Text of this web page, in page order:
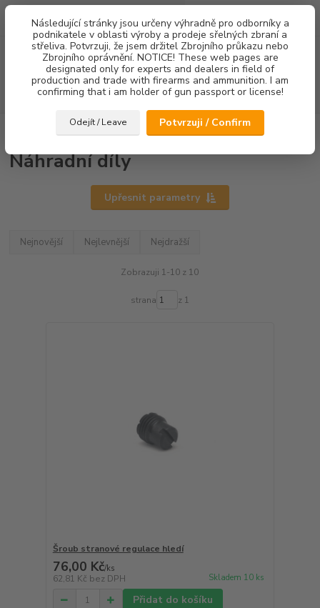
Následující stránky jsou určeny výhradně pro odborníky a
podnikatele v oblasti výroby a prodeje sřelných zbraní a
střeliva. Potvrzuji, že jsem držitel Zbrojního průkazu nebo
Zbrojního oprávnění. NOTICE! These web pages are
designated only for experts and dealers in field of
production and trade with firearms and ammunition. I am
confirming that i am holder of gun passport or license!
Odejít / Leave Potvrzuji / Confirm
Menu
Hledat
za0,00 Kč
Náhradní díly
Náhradní díly
Upřesnit parametry
Nejnovější Nejlevnější Nejdražší
Zobrazuji 1-10 z 10
strana z 1
Šroub stranové regulace hledí
76,00 Kč/ks
62,81 Kč bez DPH Skladem 10 ks
Přidat do košíku